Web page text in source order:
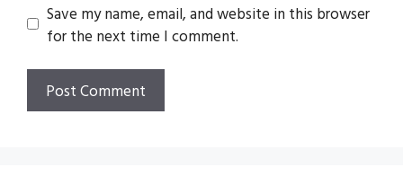
Save my name, email, and website in this browser
for the next time I comment.